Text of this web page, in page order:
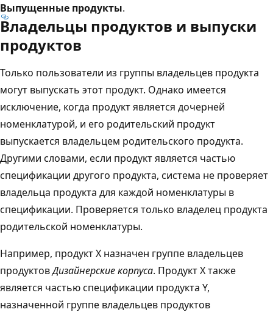
Выпущенные продукты.
Владельцы продуктов и выпуски
продуктов
Только пользователи из группы владельцев продукта
могут выпускать этот продукт. Однако имеется
исключение, когда продукт является дочерней
номенклатурой, и его родительский продукт
выпускается владельцем родительского продукта.
Другими словами, если продукт является частью
спецификации другого продукта, система не проверяет
владельца продукта для каждой номенклатуры в
спецификации. Проверяется только владелец продукта
родительской номенклатуры.
Например, продукт X назначен группе владельцев
продуктовДизайнерские корпуса. Продукт X также
является частью спецификации продукта Y,
назначенной группе владельцев продуктов